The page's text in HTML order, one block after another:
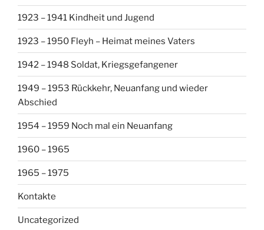
1923 – 1941 Kindheit und Jugend
1923 – 1950 Fleyh – Heimat meines Vaters
1942 – 1948 Soldat, Kriegsgefangener
1949 – 1953 Rückkehr, Neuanfang und wieder
Abschied
1954 – 1959 Noch mal ein Neuanfang
1960 – 1965
1965 – 1975
Kontakte
Uncategorized